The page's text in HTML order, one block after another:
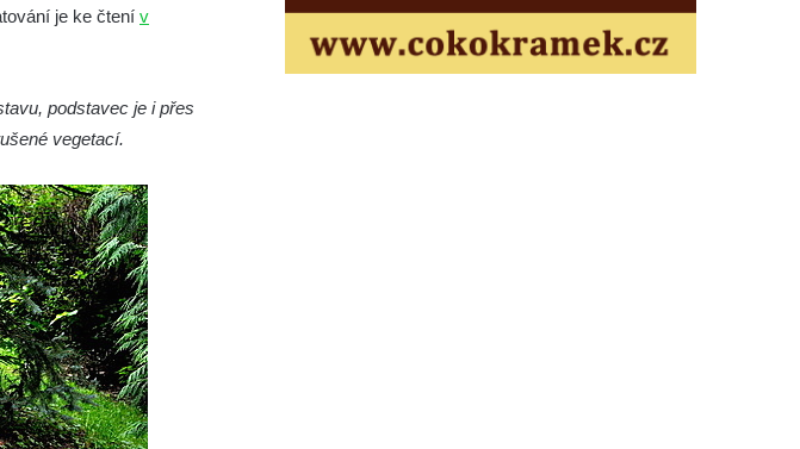
je ke čtení v
podstavec je i přes
vegetací.